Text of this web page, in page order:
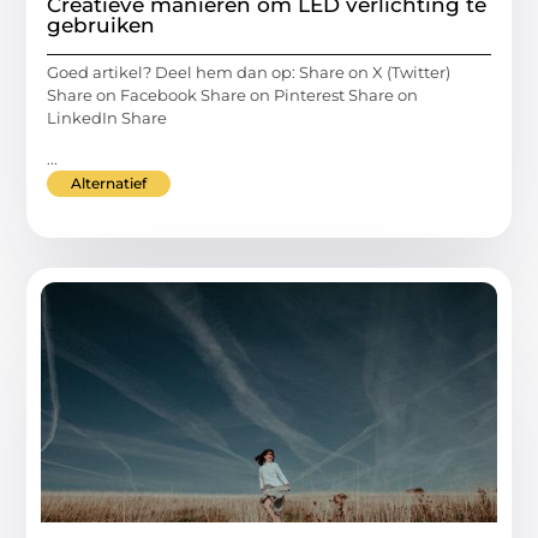
Creatieve manieren om LED verlichting te
gebruiken
Goed artikel? Deel hem dan op: Share on X (Twitter)
Share on Facebook Share on Pinterest Share on
LinkedIn Share
...
Alternatief